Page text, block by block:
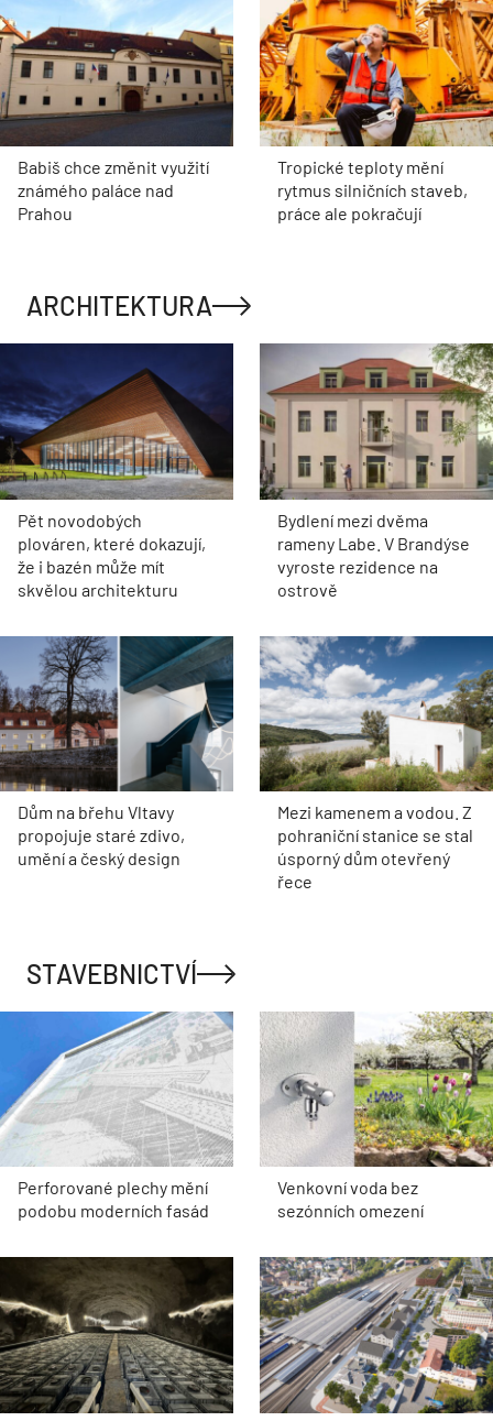
Babiš chce změnit využití
známého paláce nad
Prahou
Tropické teploty mění
rytmus silničních staveb,
práce ale pokračují
ARCHITEKTURA
Pět novodobých
plováren, které dokazují,
že i bazén může mít
skvělou architekturu
Bydlení mezi dvěma
rameny Labe. V Brandýse
vyroste rezidence na
ostrově
Dům na břehu Vltavy
propojuje staré zdivo,
umění a český design
Mezi kamenem a vodou. Z
pohraniční stanice se stal
úsporný dům otevřený
řece
STAVEBNICTVÍ
Perforované plechy mění
podobu moderních fasád
Venkovní voda bez
sezónních omezení